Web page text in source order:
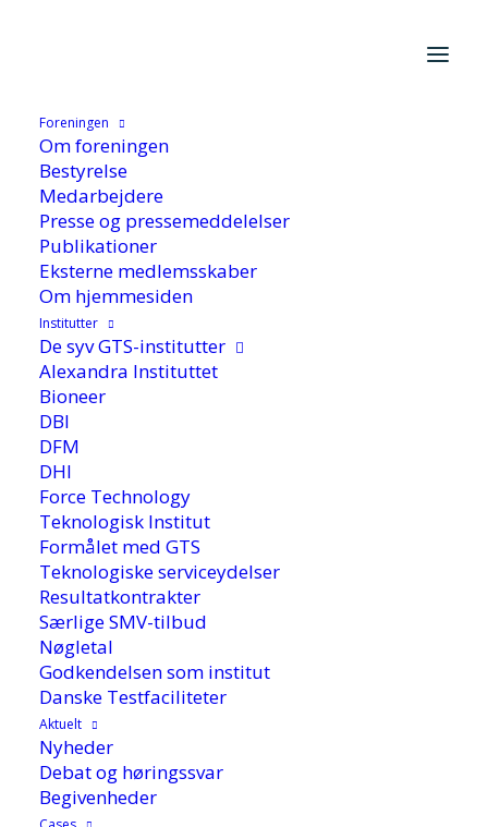
Foreningen
Om foreningen
Bestyrelse
Medarbejdere
Presse og pressemeddelelser
Publikationer
Eksterne medlemsskaber
Om hjemmesiden
Institutter
De syv GTS-institutter
Alexandra Instituttet
Bioneer
DBI
DFM
DHI
Force Technology
Teknologisk Institut
Formålet med GTS
Teknologiske serviceydelser
Resultatkontrakter
Særlige SMV-tilbud
Nøgletal
Godkendelsen som institut
Danske Testfaciliteter
Aktuelt
Nyheder
Debat og høringssvar
Begivenheder
Hjem /Cases/Virksomhedscases
forurenede grunde
Ny teknologi til at rense
forurenede grunde